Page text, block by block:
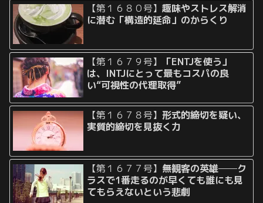
【第１６８０号】趣味やストレス解消
に潜む「構造的延命」のからくり
【第１６７９号】
「ENTJを使う」
は、INTJにとって最もコスパの良
い“可視性の代理取得”
【第１６７８号】形式的締切を疑い、
実質的締切を見抜く力
【第１６７７号】 無観客の英雄──ク
ラスで1番走るのが早くても誰にも見
てもらえないという悲劇